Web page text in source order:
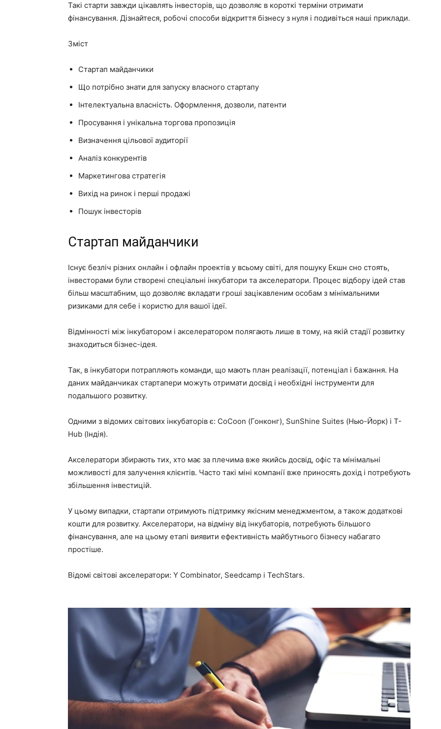
Такі старти завжди цікавлять інвесторів, що дозволяє в короткі терміни отримати
фінансування. Дізнайтеся, робочі способи відкриття бізнесу з нуля і подивіться наші приклади.
Зміст
Стартап майданчики
Що потрібно знати для запуску власного стартапу
Інтелектуальна власність. Оформлення, дозволи, патенти
Просування і унікальна торгова пропозиція
Визначення цільової аудиторії
Аналіз конкурентів
Маркетингова стратегія
Вихід на ринок і перші продажі
Пошук інвесторів
Стартап майданчики
Існує безліч різних онлайн і офлайн проектів у всьому світі, для пошуку Екшн сно стоять,
інвесторами були створені спеціальні інкубатори та акселератори. Процес відбору ідей став
більш масштабним, що дозволяє вкладати гроші зацікавленим особам з мінімальними
ризиками для себе і користю для вашої ідеї.
Відмінності між інкубатором і акселератором полягають лише в тому, на якій стадії розвитку
знаходиться бізнес-ідея.
Так, в інкубатори потрапляють команди, що мають план реалізації, потенціал і бажання. На
даних майданчиках стартапери можуть отримати досвід і необхідні інструменти для
подальшого розвитку.
Одними з відомих світових інкубаторів є: CoCoon (Гонконг), SunShine Suites (Нью-Йорк) і T-
Hub (Індія).
Акселератори збирають тих, хто має за плечима вже якийсь досвід, офіс та мінімальні
можливості для залучення клієнтів. Часто такі міні компанії вже приносять дохід і потребують
збільшення інвестицій.
У цьому випадки, стартапи отримують підтримку якісним менеджментом, а також додаткові
кошти для розвитку. Акселератори, на відміну від інкубаторів, потребують більшого
фінансування, але на цьому етапі виявити ефективність майбутнього бізнесу набагато
простіше.
Відомі світові акселератори: Y Combinator, Seedcamp і TechStars.